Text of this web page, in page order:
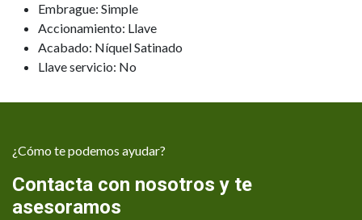
Embrague: Simple
Accionamiento: Llave
Acabado: Níquel Satinado
Llave servicio: No
¿Cómo te podemos ayudar?
Contacta con nosotros y te
asesoramos